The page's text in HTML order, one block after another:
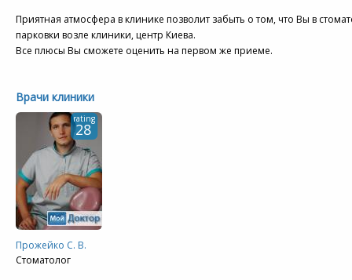
Приятная атмосфера в клинике позволит забыть о том, что Вы в
парковки возле клиники, центр Киева.
Все плюсы Вы сможете оценить на первом же приеме.
Врачи клиники
rating
28
Прожейко С. В.
Стоматолог